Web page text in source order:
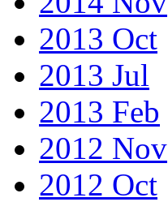
2013 Oct
2013 Jul
2013 Feb
2012 Nov
2012 Oct